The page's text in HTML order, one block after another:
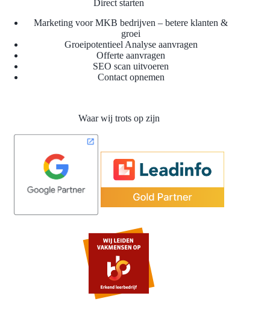
Direct starten
Marketing voor MKB bedrijven – betere klanten &
groei
Groeipotentieel Analyse aanvragen
Offerte aanvragen
SEO scan uitvoeren
Contact opnemen
Waar wij trots op zijn